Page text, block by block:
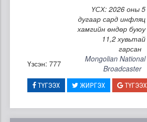
ҮСХ: 2026 оны 5
дугаар сард инфляц
хамгийн өндөр буюу
11,2 хувьтай
гарсан
Үзсэн: 777
Mongolian National
Broadcaster
ТҮГЭЭХ ЖИРГЭХ ТҮГЭЭХ